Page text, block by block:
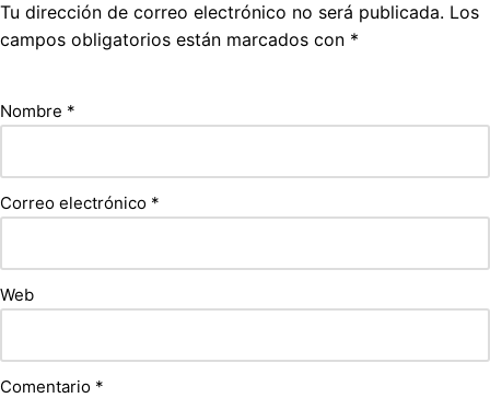
Tu dirección de correo electrónico no será publicada. Los
campos obligatorios están marcados con *
Nombre *
Correo electrónico *
Web
Comentario *